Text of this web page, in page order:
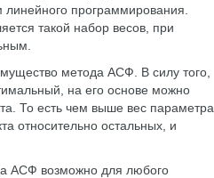
программирования.
такой набор весов, при
метода АСФ. В силу того,
на его основе можно
То есть чем выше вес параметра
относительно остальных, и
АСФ возможно для любого